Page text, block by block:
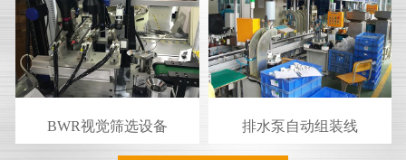
BWR视觉筛选设备 排水泵自动组装线